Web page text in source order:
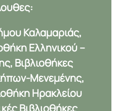
Καλαμαριάς,
Ελληνικού –
Βιβλιοθήκες
Μενεμένης,
Ηρακλείου